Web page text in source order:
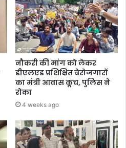
नौकरी की मांग को लेकर
डीएलएड प्रशिक्षित बेरोजगारों
का मंत्री आवास कूच, पुलिस ने
रोका
4 weeks ago